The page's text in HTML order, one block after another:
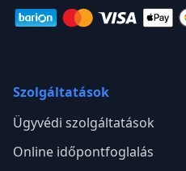
Szolgáltatások
Ügyvédi szolgáltatások
Online időpontfoglalás